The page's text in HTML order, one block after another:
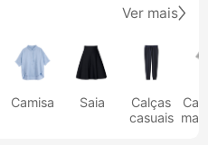
Ver mais
Camisa Saia
Calças
casuais